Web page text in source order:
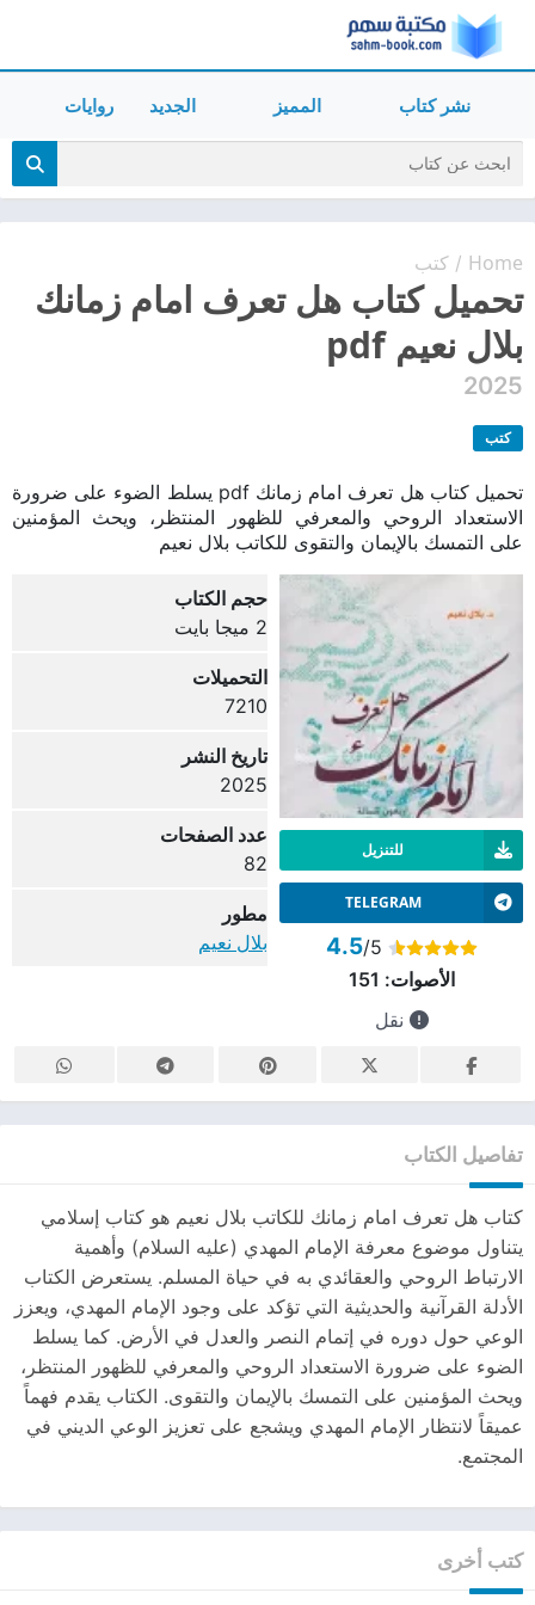
نشر كتاب المميز الجديد روايات
Home
/ كتب
تحميل كتاب هل تعرف امام زمانك
بلال نعيم pdf
2025
كتب
تحميل كتاب هل تعرف امام زمانك pdf يسلط الضوء على ضرورة
الاستعداد الروحي والمعرفي للظهور المنتظر، ويحث المؤمنين
على التمسك بالإيمان والتقوى للكاتب بلال نعيم
للتنزيل
TELEGRAM
4.5/5
الأصوات: 151
نقل
حجم الكتاب
2 ميجا بايت
التحميلات
7210
تاريخ النشر
2025
عدد الصفحات
82
مطور
بلال نعيم
تفاصيل الكتاب
كتاب هل تعرف امام زمانك للكاتب بلال نعيم هو كتاب إسلامي
يتناول موضوع معرفة الإمام المهدي (عليه السلام) وأهمية
الارتباط الروحي والعقائدي به في حياة المسلم. يستعرض الكتاب
الأدلة القرآنية والحديثية التي تؤكد على وجود الإمام المهدي، ويعزز
الوعي حول دوره في إتمام النصر والعدل في الأرض. كما يسلط
الضوء على ضرورة الاستعداد الروحي والمعرفي للظهور المنتظر،
ويحث المؤمنين على التمسك بالإيمان والتقوى. الكتاب يقدم فهماً
عميقاً لانتظار الإمام المهدي ويشجع على تعزيز الوعي الديني في
المجتمع.
كتب أخرى